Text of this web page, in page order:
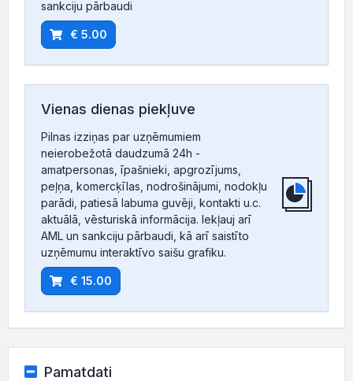
sankciju pārbaudi
€ 5.00
Vienas dienas piekļuve
Pilnas izziņas par uzņēmumiem
neierobežotā daudzumā 24h -
amatpersonas, īpašnieki, apgrozījums,
peļņa, komercķīlas, nodrošinājumi, nodokļu
parādi, patiesā labuma guvēji, kontakti u.c.
aktuālā, vēsturiskā informācija. Iekļauj arī
AML un sankciju pārbaudi, kā arī saistīto
uzņēmumu interaktīvo saišu grafiku.
€ 15.00
Pamatdati